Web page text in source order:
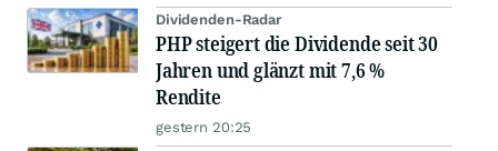
Dividenden-Radar
PHP steigert die Dividende seit 30
Jahren und glänzt mit 7,6 %
Rendite
gestern 20:25